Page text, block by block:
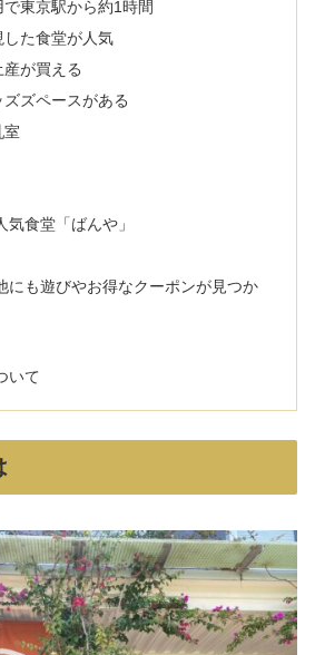
東京駅から約1時間
た食堂が人気
が買える
ズペースがある
室
食堂「ばんや」
にも遊びやお得なクーポンが見つか
いて